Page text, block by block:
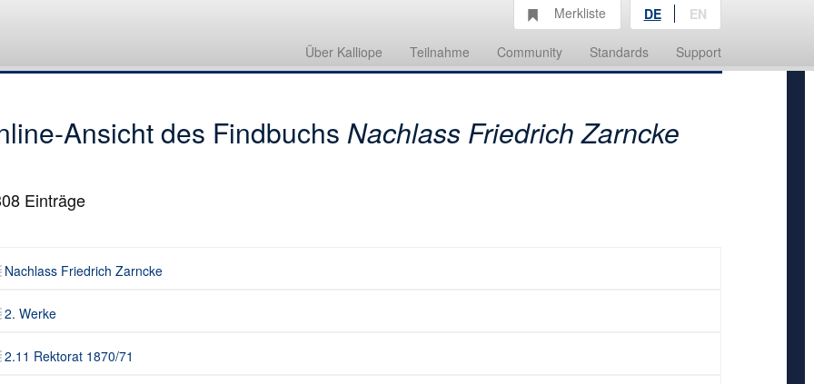
Über Kalliope Teilnahme Community Standards Support
Merkliste DE EN
Ansicht des Findbuchs Nachlass Friedrich Zarncke
Einträge
Nachlass Friedrich Zarncke
2. Werke
2.11 Rektorat 1870/71